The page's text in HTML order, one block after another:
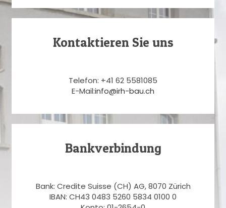
Kontaktieren Sie uns
Telefon: +41 62 5581085
E-Mail:info@irh-bau.ch
Bankverbindung
Bank: Credite Suisse (CH) AG, 8070 Zürich
IBAN: CH43 0483 5260 5834 0100 0